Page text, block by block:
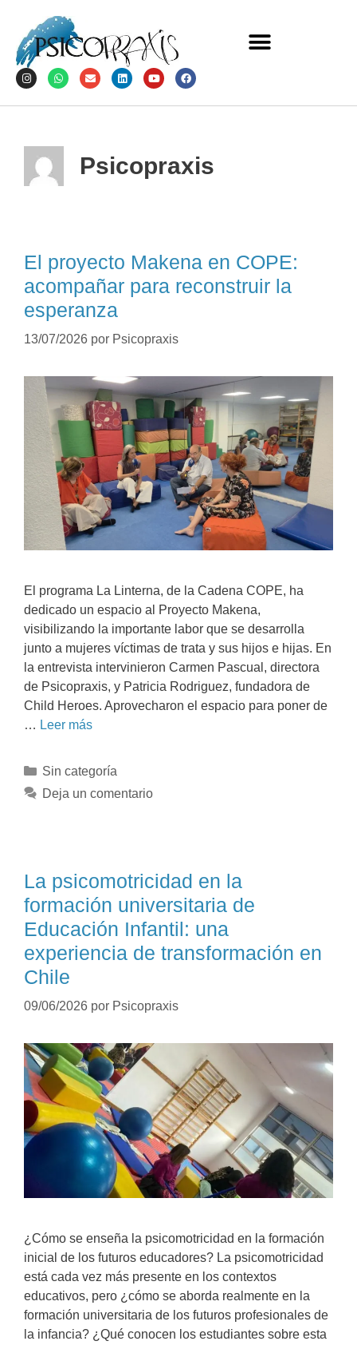
Psicopraxis
El proyecto Makena en COPE:
acompañar para reconstruir la
esperanza
13/07/2026 por Psicopraxis
El programa La Linterna, de la Cadena COPE, ha
dedicado un espacio al Proyecto Makena,
visibilizando la importante labor que se desarrolla
junto a mujeres víctimas de trata y sus hijos e hijas. En
la entrevista intervinieron Carmen Pascual, directora
de Psicopraxis, y Patricia Rodriguez, fundadora de
Child Heroes. Aprovecharon el espacio para poner de
… Leer más
Sin categoría
Deja un comentario
La psicomotricidad en la
formación universitaria de
Educación Infantil: una
experiencia de transformación en
Chile
09/06/2026 por Psicopraxis
¿Cómo se enseña la psicomotricidad en la formación
inicial de los futuros educadores? La psicomotricidad
está cada vez más presente en los contextos
educativos, pero ¿cómo se aborda realmente en la
formación universitaria de los futuros profesionales de
la infancia? ¿Qué conocen los estudiantes sobre esta